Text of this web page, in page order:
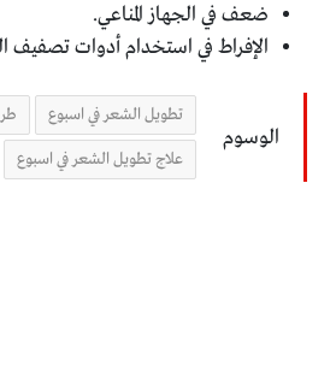
ضعف في الجهاز المناعي.
الإفراط في استخدام أدوات تصفيف
الوسوم
تطويل الشعر في اسبوع
علاج تطويل الشعر في اسبوع